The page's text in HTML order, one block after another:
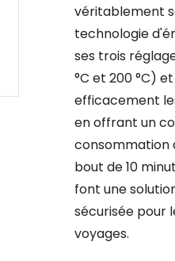
véritablement
technologie
ses trois
°C et 200 °C)
efficacement
en offrant un
consommation
bout de 10
font une
sécurisée pour
voyages.